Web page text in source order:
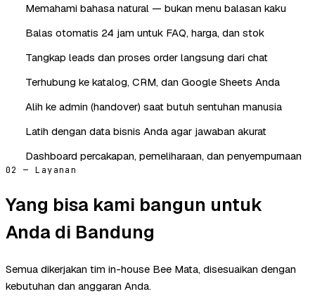
Memahami bahasa natural — bukan menu balasan kaku
Balas otomatis 24 jam untuk FAQ, harga, dan stok
Tangkap leads dan proses order langsung dari chat
Terhubung ke katalog, CRM, dan Google Sheets Anda
Alih ke admin (handover) saat butuh sentuhan manusia
Latih dengan data bisnis Anda agar jawaban akurat
Dashboard percakapan, pemeliharaan, dan penyempurnaan
02 — Layanan
Yang bisa kami bangun untuk
Anda di Bandung
Semua dikerjakan tim in-house Bee Mata, disesuaikan dengan
kebutuhan dan anggaran Anda.